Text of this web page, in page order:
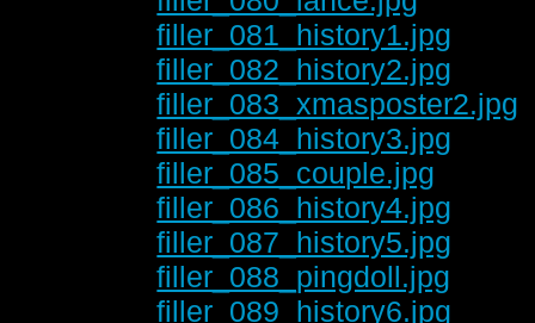
filler_081_history1.jpg
filler_082_history2.jpg
filler_083_xmasposter2.jpg
filler_084_history3.jpg
filler_085_couple.jpg
filler_086_history4.jpg
filler_087_history5.jpg
filler_088_pingdoll.jpg
filler_089_history6.jpg